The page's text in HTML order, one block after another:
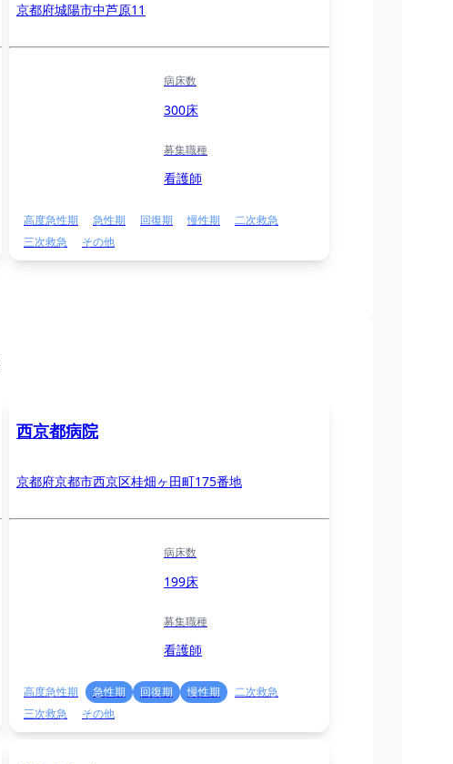
京都府城陽市中芦原11
病床数
300床
募集職種
看護師
高度急性期 急性期 回復期 慢性期
二次救急
三次救急
その他
西京都病院
京都府京都市西京区桂畑ヶ田町175番地
病床数
199床
募集職種
看護師
高度急性期 急性期 回復期 慢性期
二次救急
三次救急
その他